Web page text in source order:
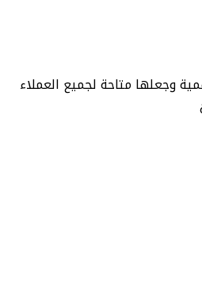
وجعلها متاحة لجميع العملاء